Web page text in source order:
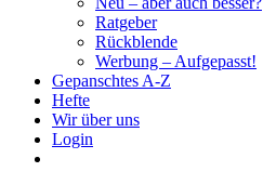
Ratgeber
Rückblende
Werbung – Aufgepasst!
Gepanschtes A-Z
Hefte
Wir über uns
Login